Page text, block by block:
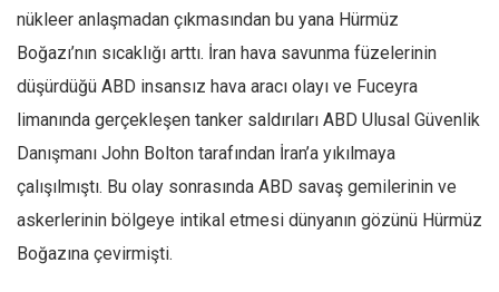
nükleer anlaşmadan çıkmasından bu yana Hürmüz
Boğazı’nın sıcaklığı arttı. İran hava savunma füzelerinin
düşürdüğü ABD insansız hava aracı olayı ve Fuceyra
limanında gerçekleşen tanker saldırıları ABD Ulusal Güvenlik
Danışmanı John Bolton tarafından İran’a yıkılmaya
çalışılmıştı. Bu olay sonrasında ABD savaş gemilerinin ve
askerlerinin bölgeye intikal etmesi dünyanın gözünü Hürmüz
Boğazına çevirmişti.